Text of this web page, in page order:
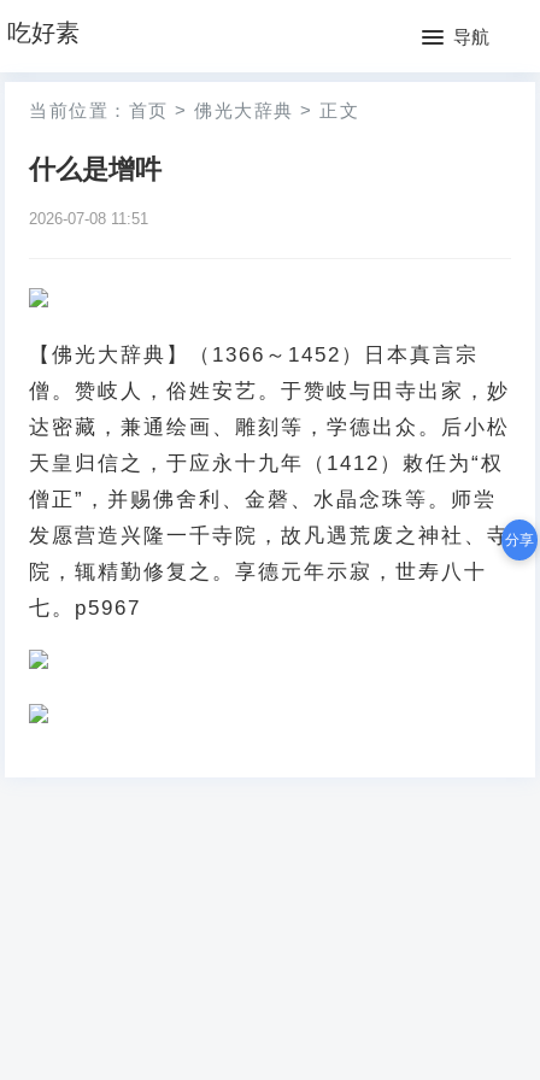
吃好素 导航
网
站
月
当前位置： 首页 > 佛光大辞典 > 正文
什么是增吽
2026-07-08 11:51
【佛光大辞典】（1366～1452）日本真言宗
僧。赞岐人，俗姓安艺。于赞岐与田寺出家，妙
达密藏，兼通绘画、雕刻等，学德出众。后小松
天皇归信之，于应永十九年（1412）敕任为“权
僧正”，并赐佛舍利、金磬、水晶念珠等。师尝
发愿营造兴隆一千寺院，故凡遇荒废之神社、寺
院，辄精勤修复之。享德元年示寂，世寿八十
七。p5967
分享